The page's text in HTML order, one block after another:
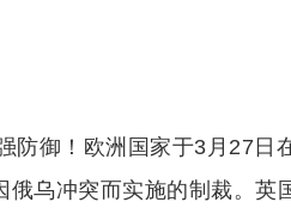
防御！欧洲国家于3月27日
乌冲突而实施的制裁。英